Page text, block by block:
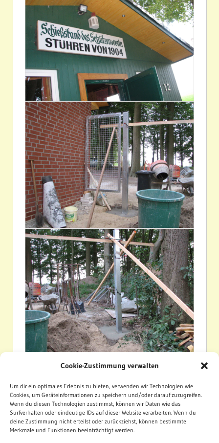
Cookie-Zustimmung verwalten
Um dir ein optimales Erlebnis zu bieten, verwenden wir Technologien wie
Cookies, um Geräteinformationen zu speichern und/oder darauf zuzugreifen.
Wenn du diesen Technologien zustimmst, können wir Daten wie das
Surfverhalten oder eindeutige IDs auf dieser Website verarbeiten. Wenn du
deine Zustimmung nicht erteilst oder zurückziehst, können bestimmte
Merkmale und Funktionen beeinträchtigt werden.
Beitragsnavigation
Vorheriger Beitrag
Dach, Estrich, Dachüberstand und